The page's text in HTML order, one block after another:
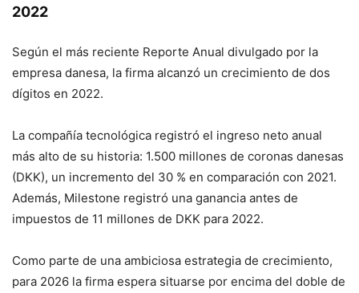
2022
Según el más reciente Reporte Anual divulgado por la
empresa danesa, la firma alcanzó un crecimiento de dos
dígitos en 2022.
La compañía tecnológica registró el ingreso neto anual
más alto de su historia: 1.500 millones de coronas danesas
(DKK), un incremento del 30 % en comparación con 2021.
Además, Milestone registró una ganancia antes de
impuestos de 11 millones de DKK para 2022.
Como parte de una ambiciosa estrategia de crecimiento,
para 2026 la firma espera situarse por encima del doble de